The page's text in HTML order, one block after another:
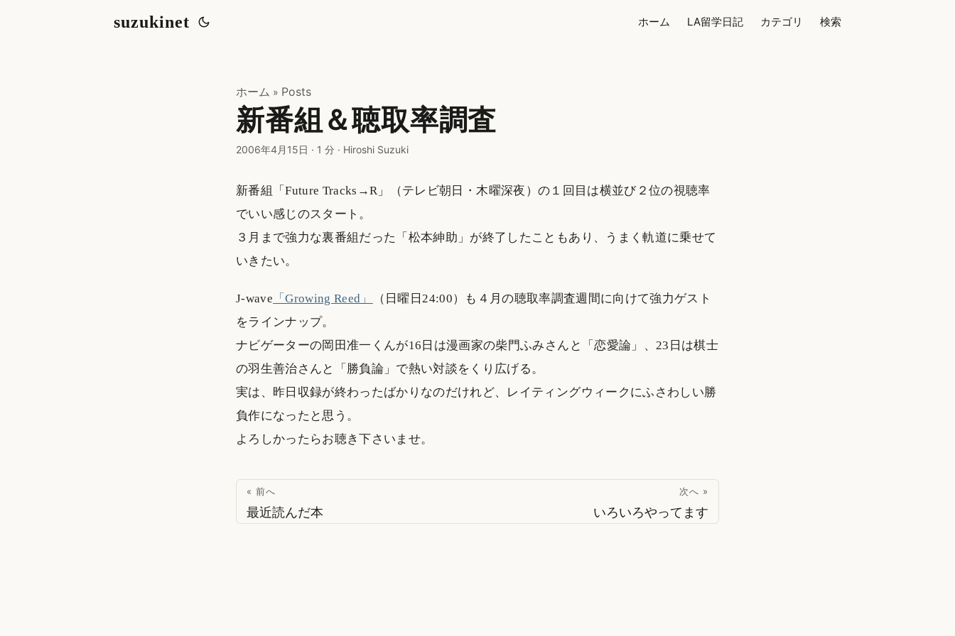
suzukinet ホーム LA留学日記 カテゴリ 検索
ホーム » Posts
新番組＆聴取率調査
2006年4月15日 · 1 分 · Hiroshi Suzuki
新番組「Future Tracks→R」（テレビ朝日・木曜深夜）の１回目は横並び２位の視聴率
でいい感じのスタート。
３月まで強力な裏番組だった「松本紳助」が終了したこともあり、うまく軌道に乗せて
いきたい。
J-wave 「Growing Reed」
（日曜日24:00）も４月の聴取率調査週間に向けて強力ゲスト
をラインナップ。
ナビゲーターの岡田准一くんが16日は漫画家の柴門ふみさんと「恋愛論」、23日は棋士
の羽生善治さんと「勝負論」で熱い対談をくり広げる。
実は、昨日収録が終わったばかりなのだけれど、レイティングウィークにふさわしい勝
負作になったと思う。
よろしかったらお聴き下さいませ。
« 前へ
最近読んだ本
次へ »
いろいろやってます